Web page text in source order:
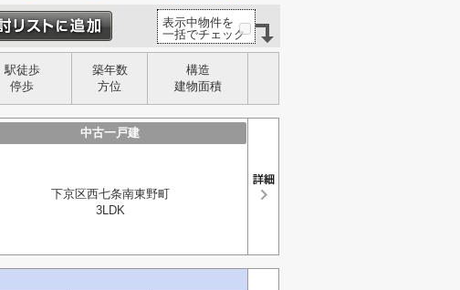
表示中物件を
一括でチェック
駅徒歩
停歩
築年数
方位
構造
建物面積
中古一戸建
下京区西七条南東野町
3LDK